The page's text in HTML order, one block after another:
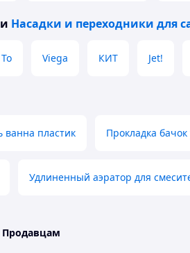
Насадки и переходники для
Viega КИТ Jet!
ванна пластик Прокладка
Удлиненный аэратор для
Продавцам